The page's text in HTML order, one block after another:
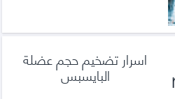
اسرار تضخيم حجم عضلة
البايسبس